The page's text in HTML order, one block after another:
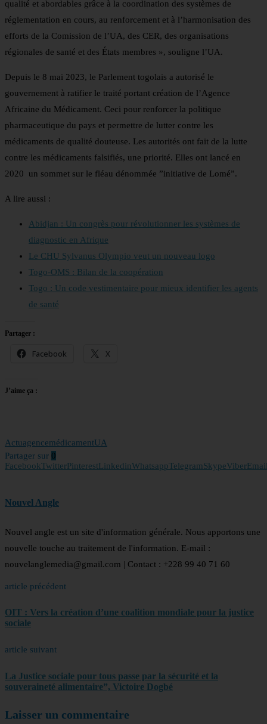
qualité et abordables grâce à la coordination des systèmes de
réglementation en cours, au renforcement et à l’harmonisation des
efforts de la Comission de l’UA, des CER, des organisations
régionales de santé et des États membres », souligne l’UA.
Depuis le 8 mai 2023, le Parlement togolais a autorisé le
gouvernement à ratifier le traité portant création de l’Agence
Africaine du Médicament. Ceci pour renforcer la politique
pharmaceutique du pays et permettre de lutter contre les
médicaments de qualité douteuse. Les autorités ont fait de la lutte
contre les médicaments falsifiés, une priorité. Elles ont lancé en
2020 un sommet sur le fléau dénommée ”initiative de Lomé”.
A lire aussi :
Abidjan : Un congrès pour révolutionner les systèmes de
diagnostic en Afrique
Le CHU Sylvanus Olympio veut un nouveau logo
Togo-OMS : Bilan de la coopération
Togo : Un code vestimentaire pour mieux identifier les agents
de santé
Partager :
Facebook X
J’aime ça :
ActuagencemédicamentUA
Partager sur 0
FacebookTwitterPinterestLinkedinWhatsappTelegramSkypeViber
Nouvel Angle
Nouvel angle est un site d'information générale. Nous apportons une
nouvelle touche au traitement de l'information. E-mail :
nouvelanglemedia@gmail.com | Contact : +228 99 40 71 60
article précédent
OIT : Vers la création d’une coalition mondiale pour la justice
sociale
article suivant
La Justice sociale pour tous passe par la sécurité et la
souveraineté alimentaire”, Victoire Dogbé
Laisser un commentaire